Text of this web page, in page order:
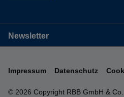
Newsletter
© 2026 Copyright RBB GmbH &
Impressum Datenschutz